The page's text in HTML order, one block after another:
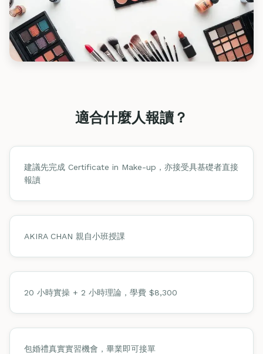
適合什麼人報讀？
建議先完成 Certificate in Make-up，亦接受具基礎者直接
報讀
AKIRA CHAN 親自小班授課
20 小時實操 + 2 小時理論，學費 $8,300
包婚禮真實實習機會，畢業即可接單